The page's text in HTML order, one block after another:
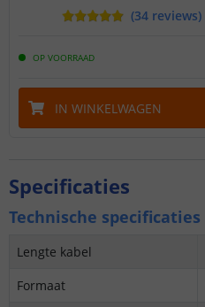
(34 reviews)
OP VOORRAAD
IN WINKELWAGEN
Specificaties
Technische specificaties
Lengte kabel
Formaat